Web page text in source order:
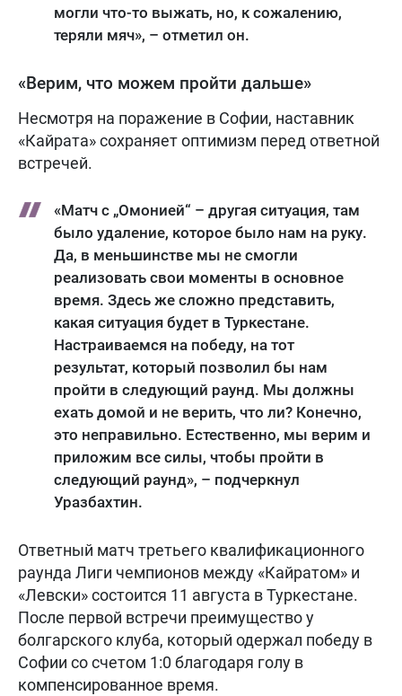
могли что-то выжать, но, к сожалению,
теряли мяч», – отметил он.
«Верим, что можем пройти дальше»
Несмотря на поражение в Софии, наставник
«Кайрата» сохраняет оптимизм перед ответной
встречей.
«Матч с „Омонией“ – другая ситуация, там
было удаление, которое было нам на руку.
Да, в меньшинстве мы не смогли
реализовать свои моменты в основное
время. Здесь же сложно представить,
какая ситуация будет в Туркестане.
Настраиваемся на победу, на тот
результат, который позволил бы нам
пройти в следующий раунд. Мы должны
ехать домой и не верить, что ли? Конечно,
это неправильно. Естественно, мы верим и
приложим все силы, чтобы пройти в
следующий раунд», – подчеркнул
Уразбахтин.
Ответный матч третьего квалификационного
раунда Лиги чемпионов между «Кайратом» и
«Левски» состоится 11 августа в Туркестане.
После первой встречи преимущество у
болгарского клуба, который одержал победу в
Софии со счетом 1:0 благодаря голу в
компенсированное время.